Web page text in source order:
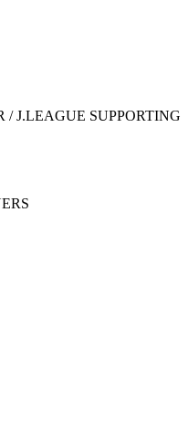
/ J.LEAGUE SUPPORTING